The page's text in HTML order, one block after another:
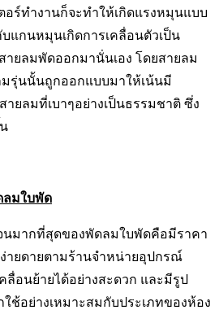
อร์ทำงานก็จะทำให้เกิดแรงหมุนแบบ
แกนหมุนเกิดการเคลื่อนตัวเป็น
ายลมพัดออกมานั่นเอง โดยสายลม
รุ่นนั้นถูกออกแบบมาให้เน้นมี
ยลมที่เบาๆอย่างเป็นธรรมชาติ ซึ่ง
ลมใบพัด
นมากที่สุดของพัดลมใบพัดคือมีราคา
ายดายตามร้านจำหน่ายอุปกรณ์
ลื่อนย้ายได้อย่างสะดวก และมีรูป
ช้อย่างเหมาะสมกับประเภทของห้อง